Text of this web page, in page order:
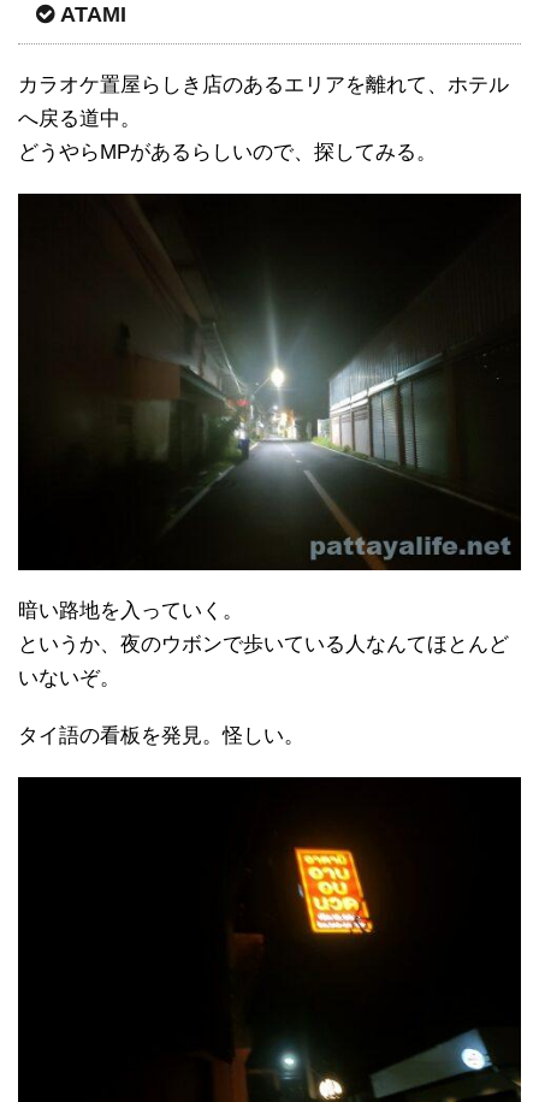
ATAMI
カラオケ置屋らしき店のあるエリアを離れて、ホテル
へ戻る道中。
どうやらMPがあるらしいので、探してみる。
暗い路地を入っていく。
というか、夜のウボンで歩いている人なんてほとんど
いないぞ。
タイ語の看板を発見。怪しい。